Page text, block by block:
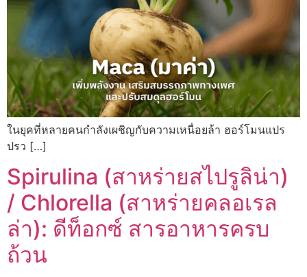
ในยุคที่หลายคนกำลังเผชิญกับความเหนื่อยล้า ฮอร์โมนแปร
ปรว […]
Spirulina (สาหร่ายสไปรูลิน่า)
/ Chlorella (สาหร่ายคลอเรล
ล่า): ดีท็อกซ์ สารอาหารครบ
ถ้วน